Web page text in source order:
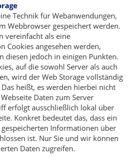
Technik für Webanwendungen,
Webbrowser gespeichert werden.
vereinfacht als eine
Cookies angesehen werden,
diesen jedoch in einigen Punkten.
auf die sowohl Server als auch
wird der Web Storage vollständig
heißt, es werden hierbei nicht
Daten zum Server
erfolgt ausschließlich lokal über
Konkret bedeutet das, dass ein
Informationen über
ist. Nur Sie und wir können
Daten zugreifen.